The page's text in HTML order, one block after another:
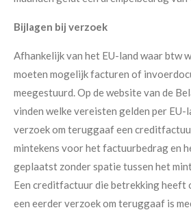
Bijlagen bij verzoek
Afhankelijk van het EU-land waar btw
moeten mogelijk facturen of
meegestuurd. Op de website van de
vinden welke vereisten gelden per EU-
verzoek om teruggaaf een
mintekens voor het factuurbedrag en
geplaatst zonder spatie tussen het
Een creditfactuur die betrekking heeft
een eerder verzoek om teruggaaf is